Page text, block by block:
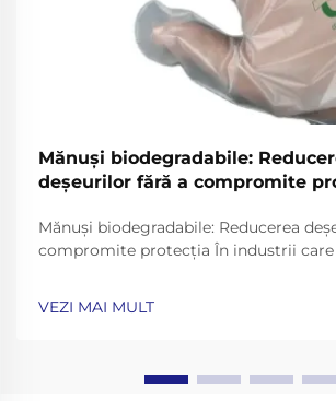
Mănuși biodegradabile:
deșeurilor fără a compromite
Mănuși biodegradabile: Reducerea
compromite protecția În industrii care
siguranță. Cu toate acestea, mănușile
VEZI MAI MULT